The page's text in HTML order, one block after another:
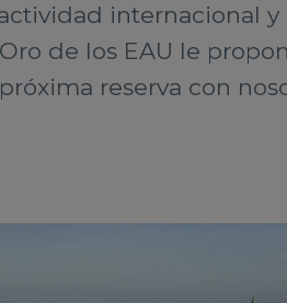
internacional
de los EAU le
reserva con